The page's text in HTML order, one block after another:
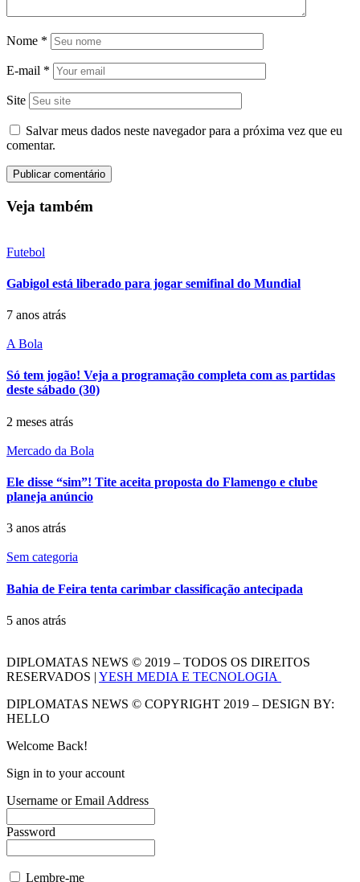
Nome *
E-mail *
Site
Salvar meus dados neste navegador para a próxima vez que eu
comentar.
Veja também
Futebol
Gabigol está liberado para jogar semifinal do Mundial
7 anos atrás
A Bola
Só tem jogão! Veja a programação completa com as partidas
deste sábado (30)
2 meses atrás
Mercado da Bola
Ele disse “sim”! Tite aceita proposta do Flamengo e clube
planeja anúncio
3 anos atrás
Sem categoria
Bahia de Feira tenta carimbar classificação antecipada
5 anos atrás
DIPLOMATAS NEWS © 2019 – TODOS OS DIREITOS
RESERVADOS | YESH MEDIA E TECNOLOGIA
DIPLOMATAS NEWS © COPYRIGHT 2019 – DESIGN BY:
HELLO
Welcome Back!
Sign in to your account
Username or Email Address
Password
Lembre-me